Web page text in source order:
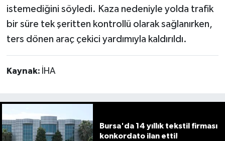
istemediğini söyledi. Kaza nedeniyle yolda trafik
bir süre tek şeritten kontrollü olarak sağlanırken,
ters dönen araç çekici yardımıyla kaldırıldı.
Kaynak: İHA
Bursa'da 14 yıllık tekstil firması
konkordato ilan etti!